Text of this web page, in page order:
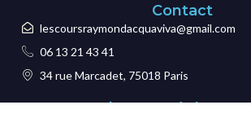
Contact
lescoursraymondacquaviva@gmail.com
06 13 21 43 41
34 rue Marcadet, 75018 Paris
Mentions Et